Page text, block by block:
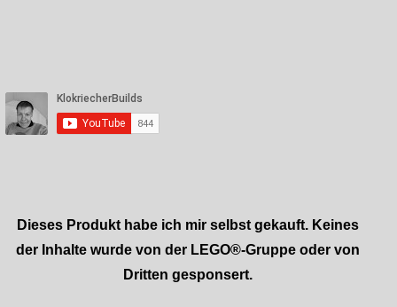
Dieses Produkt habe ich mir selbst gekauft. Keines
der Inhalte wurde von der LEGO®-Gruppe oder von
Dritten gesponsert.